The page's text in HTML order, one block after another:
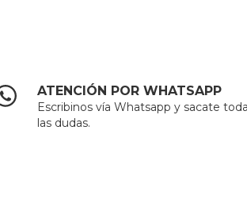
ATENCIÓN POR WHATSAPP
Escribinos vía Whatsapp y sacate
las dudas.